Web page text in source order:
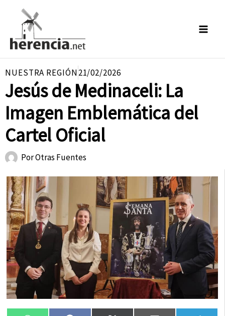
contenido
NUESTRA REGIÓN21/02/2026
Jesús de Medinaceli: La
Imagen Emblemática del
Cartel Oficial
PorOtras Fuentes